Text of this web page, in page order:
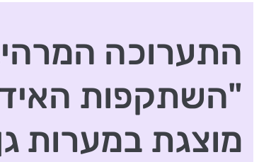
התערוכה
"השתקפות
מוצגת במערות